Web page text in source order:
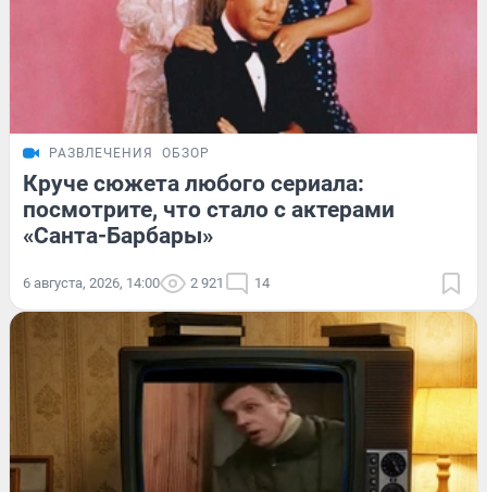
РАЗВЛЕЧЕНИЯ ОБЗОР
Круче сюжета любого сериала:
посмотрите, что стало с актерами
«Санта-Барбары»
6 августа, 2026, 14:00 2 921 14